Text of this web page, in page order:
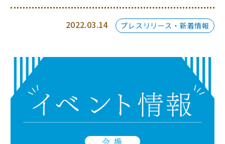
2022.03.14 プレスリリース・新着情報